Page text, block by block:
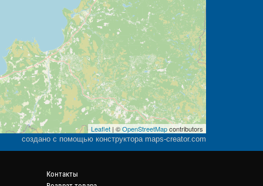
Leaflet | ©OpenStreetMapcontributors
создано с помощью конструктора maps-creator.com
Контакты